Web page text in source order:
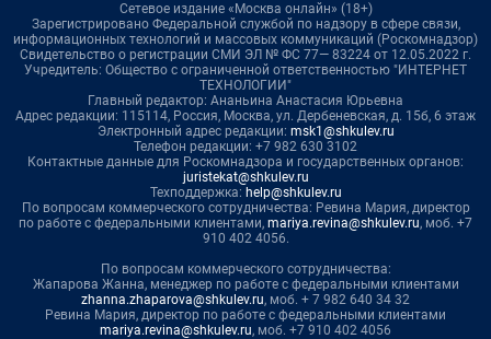
Сетевое издание «Москва онлайн» (18+)
Зарегистрировано Федеральной службой по надзору в сфере связи,
информационных технологий и массовых коммуникаций (Роскомнадзор)
Свидетельство о регистрации СМИ ЭЛ № ФС 77— 83224 от 12.05.2022 г.
Учредитель: Общество с ограниченной ответственностью "ИНТЕРНЕТ
ТЕХНОЛОГИИ"
Главный редактор: Ананьина Анастасия Юрьевна
Адрес редакции: 115114, Россия, Москва, ул. Дербеневская, д. 15б, 6 этаж
Электронный адрес редакции: msk1@shkulev.ru
Телефон редакции: +7 982 630 3102
Контактные данные для Роскомнадзора и государственных органов:
juristekat@shkulev.ru
Техподдержка: help@shkulev.ru
По вопросам коммерческого сотрудничества: Ревина Мария, директор
по работе с федеральными клиентами, mariya.revina@shkulev.ru, моб. +7
910 402 4056.
По вопросам коммерческого сотрудничества:
Жапарова Жанна, менеджер по работе с федеральными клиентами
zhanna.zhaparova@shkulev.ru, моб. + 7 982 640 34 32
Ревина Мария, директор по работе с федеральными клиентами
mariya.revina@shkulev.ru, моб. +7 910 402 4056